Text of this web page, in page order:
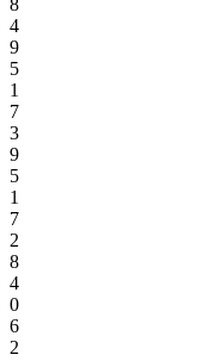
4
9
5
1
7
3
9
5
1
7
2
8
4
0
6
2